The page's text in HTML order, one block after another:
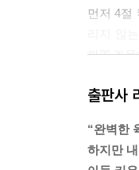
먼저 4절
까?” 조
메울 방
뛰어놀
출판사
“완벽한
하지만